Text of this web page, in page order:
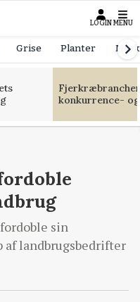
LOGIN MENU
Grise Planter
konkurrence-
sin
landbrugsbedrifter